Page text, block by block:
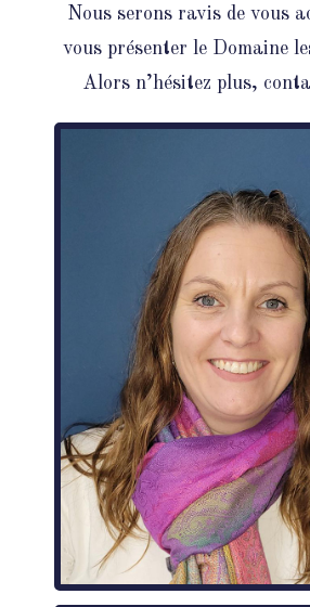
Nous serons ravis de vous
vous présenter le Domaine
Alors n’hésitez plus,